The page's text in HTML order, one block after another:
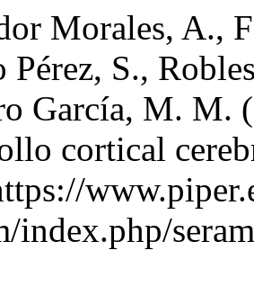
Morales, A.,
Pérez, S.,
García, M. M.
cortical
index.php/